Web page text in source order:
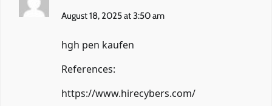
August 18, 2025 at 3:50 am
hgh pen kaufen
References:
https://www.hirecybers.com/